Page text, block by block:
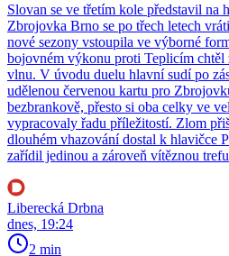
Slovan se ve třetím kole představil na
Zbrojovka Brno se po třech letech
nové sezony vstoupila ve výborné
bojovném výkonu proti Teplicím chtěl
vlnu. V úvodu duelu hlavní sudí po
udělenou červenou kartu pro
bezbrankově, přesto si oba celky ve
vypracovaly řadu příležitostí. Zlom
dlouhém vhazování dostal k hlavičce
zařídil jedinou a zároveň vítěznou
Liberecká Drbna
dnes, 19:24
2 min